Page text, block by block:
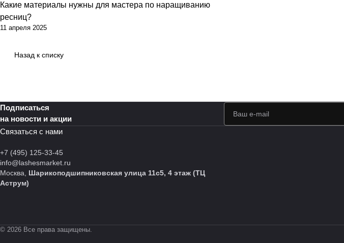
Какие материалы нужны для мастера по наращиванию
ресниц?
11 апреля 2025
Назад к списку
Подписаться
на новости и акции
Связаться с нами
+7 (495) 125-33-45
info@lashesmarket.ru
Москва, Шарикоподшипниковская улица 11с5, 4 этаж (ТЦ
Аструм)
© 2026 Все права защищены.